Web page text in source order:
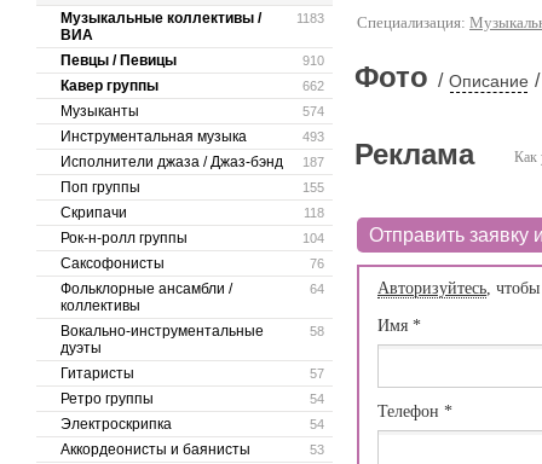
1183
Музыкальные коллективы /
ВИА
910
Певцы / Певицы
662
Кавер группы
574
Музыканты
493
Инструментальная музыка
187
Исполнители джаза / Джаз-бэнд
155
Поп группы
118
Скрипачи
104
Рок-н-ролл группы
76
Саксофонисты
64
Фольклорные ансамбли /
коллективы
58
Вокально-инструментальные
дуэты
57
Гитаристы
54
Ретро группы
54
Электроскрипка
53
Аккордеонисты и баянисты
Специализация:
Фото / Описание /
Как
Реклама
Отправить заявку
Авторизуйтесь,
Имя *
Телефон *